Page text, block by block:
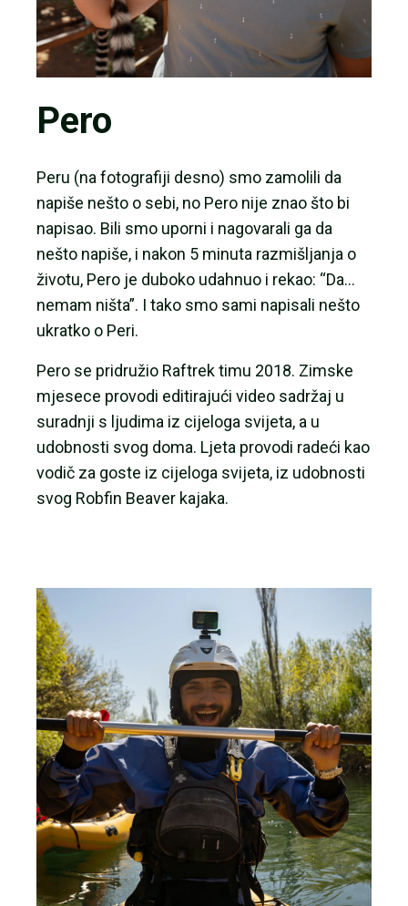
Pero
Peru (na fotografiji desno) smo zamolili da
napiše nešto o sebi, no Pero nije znao što bi
napisao. Bili smo uporni i nagovarali ga da
nešto napiše, i nakon 5 minuta razmišljanja o
životu, Pero je duboko udahnuo i rekao: “Da…
nemam ništa”. I tako smo sami napisali nešto
ukratko o Peri.
Pero se pridružio Raftrek timu 2018. Zimske
mjesece provodi editirajući video sadržaj u
suradnji s ljudima iz cijeloga svijeta, a u
udobnosti svog doma. Ljeta provodi radeći kao
vodič za goste iz cijeloga svijeta, iz udobnosti
svog Robfin Beaver kajaka.